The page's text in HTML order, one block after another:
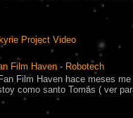
Project Video
Film Haven - Robotech
Film Haven hace meses me
como santo Tomás ( ver